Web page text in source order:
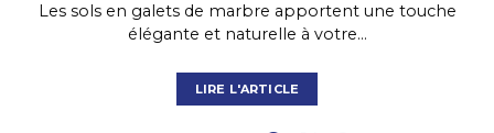
Les sols en galets de marbre apportent une touche
élégante et naturelle à votre…
LIRE L'ARTICLE